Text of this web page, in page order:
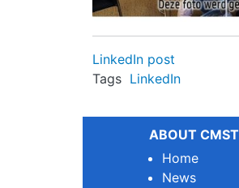
LinkedIn post
Tags LinkedIn
ABOUT CMST
Home
News